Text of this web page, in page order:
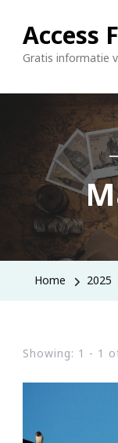
Access
Gratis informatie
Home 2025
Showing: 1 - 1